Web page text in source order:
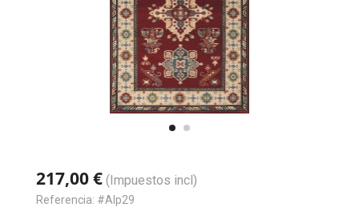
217,00 € (Impuestos incl)
Referencia: #Alp29